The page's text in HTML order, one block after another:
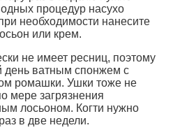
процедур насухо
необходимости нанесите
или крем.
не имеет ресниц, поэтому
день ватным спонжем с
ромашки. Ушки тоже не
мере загрязнения
лосьоном. Когти нужно
в две недели.